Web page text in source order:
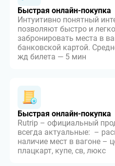
Быстрая онлайн-покупка
Интуитивно понятный
позволяют быстро и
забронировать места в
банковской картой.
жд билета — 5 мин
Быстрая онлайн-покупка
Rutrip – официальный
всегда актуальные: –
наличие мест в вагоне –
плацкарт, купе, св, люкс